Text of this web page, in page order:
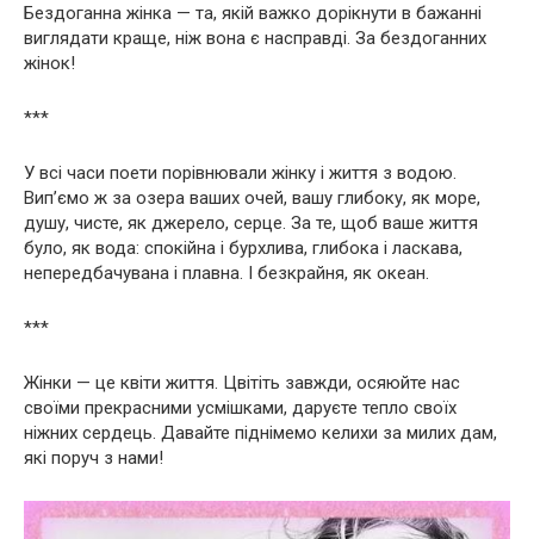
Бездоганна жінка — та, якій важко дорікнути в бажанні
виглядати краще, ніж вона є насправді. За бездоганних
жінок!
***
У всі часи поети порівнювали жінку і життя з водою.
Вип’ємо ж за озера ваших очей, вашу глибоку, як море,
душу, чисте, як джерело, серце. За те, щоб ваше життя
було, як вода: спокійна і бурхлива, глибока і ласкава,
непередбачувана і плавна. І безкрайня, як океан.
***
Жінки — це квіти життя. Цвітіть завжди, осяюйте нас
своїми прекрасними усмішками, даруєте тепло своїх
ніжних сердець. Давайте піднімемо келихи за милих дам,
які поруч з нами!